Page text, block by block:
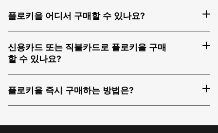
플로키을 어디서 구매할 수 있나요?
신용카드 또는 직불카드로 플로키을 구매
할 수 있나요?
플로키을 즉시 구매하는 방법은?